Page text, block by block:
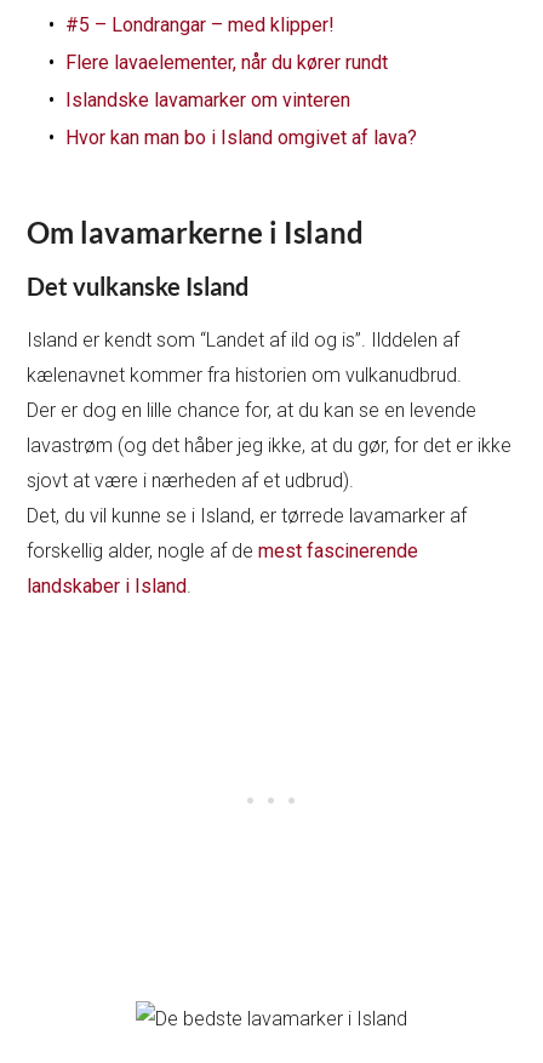
#5 – Londrangar – med klipper!
Flere lavaelementer, når du kører rundt
Islandske lavamarker om vinteren
Hvor kan man bo i Island omgivet af lava?
Om lavamarkerne i Island
Det vulkanske Island
Island er kendt som “Landet af ild og is”. Ilddelen af
kælenavnet kommer fra historien om vulkanudbrud.
Der er dog en lille chance for, at du kan se en levende
lavastrøm (og det håber jeg ikke, at du gør, for det er ikke
sjovt at være i nærheden af et udbrud).
Det, du vil kunne se i Island, er tørrede lavamarker af
forskellig alder, nogle af demest fascinerende
landskaber i Island